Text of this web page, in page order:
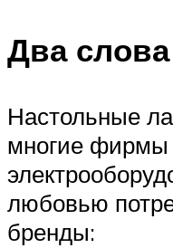
Два
Настольные
многие фирмы
любовью
бренды: